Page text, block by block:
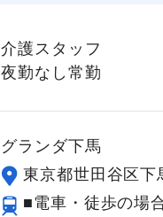
介護スタッフ
夜勤なし常勤
グランダ下馬
東京都世田谷区下
■電車・徒歩の場